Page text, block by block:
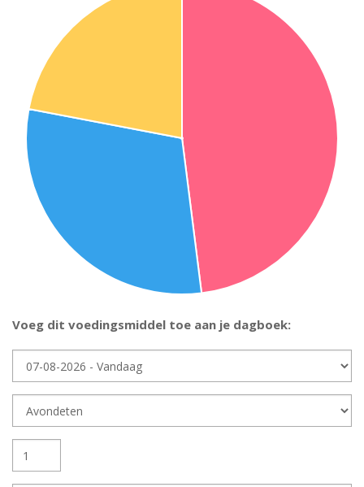
Voeg dit voedingsmiddel toe aan je dagboek:
Dagdeel